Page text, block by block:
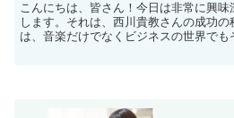
こんにちは、皆さん！今日は非常に興
します。それは、西川貴教さんの成功
は、音楽だけでなくビジネスの世界で